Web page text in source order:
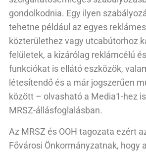
gondolkodnia. Egy ilyen
tehetne például az egyes
közterülethez vagy utcabútorhoz
felületek, a kizárólag reklámcélú
funkciókat is ellátó eszközök,
létesítendő és a már jogszerűen
között – olvasható a Media1-hez
MRSZ-állásfoglalásban.
Az MRSZ és OOH tagozata ezért
Fővárosi Önkormányzatnak, hogy